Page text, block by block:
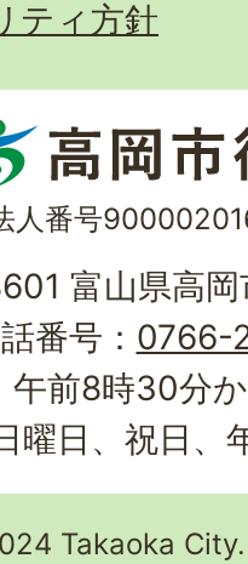
ティ方針
人番号
富山県高
番号： 0766-
午前8時30分
曜日、祝日
Takaoka